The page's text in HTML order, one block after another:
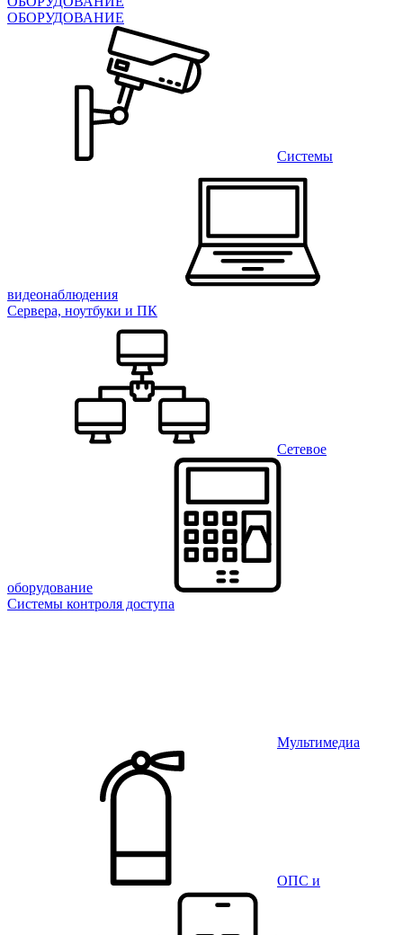
ОБОРУДОВАНИЕ
Системы
видеонаблюдения
Сервера, ноутбуки и ПК
Сетевое
оборудование
Системы контроля доступа
Мультимедиа
ОПС и